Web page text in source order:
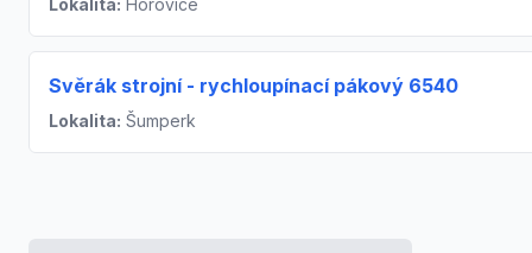
Svěrák strojní - rychloupínací pákový 6540
Lokalita: Šumperk